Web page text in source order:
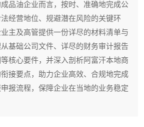
品油企业而言，按时、准确地完成公
经营地位、规避潜在风险的关键环
主及高管提供一份详尽的材料清单与
基础公司文件、详尽的财务审计报告
核心要件，并深入剖析阿富汗本地商
接要点，助力企业高效、合规地完成
报流程，保障企业在当地的业务稳定